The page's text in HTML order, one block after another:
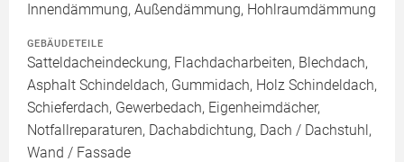
Innendämmung, Außendämmung, Hohlraumdämmung
GEBÄUDETEILE
Satteldacheindeckung, Flachdacharbeiten, Blechdach,
Asphalt Schindeldach, Gummidach, Holz Schindeldach,
Schieferdach, Gewerbedach, Eigenheimdächer,
Notfallreparaturen, Dachabdichtung, Dach / Dachstuhl,
Wand / Fassade